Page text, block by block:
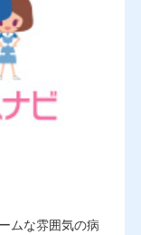
ムな雰囲気の病